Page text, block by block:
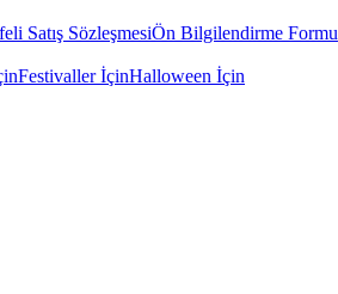
Satış SözleşmesiÖn Bilgilendirme Formu
Festivaller İçinHalloween İçin